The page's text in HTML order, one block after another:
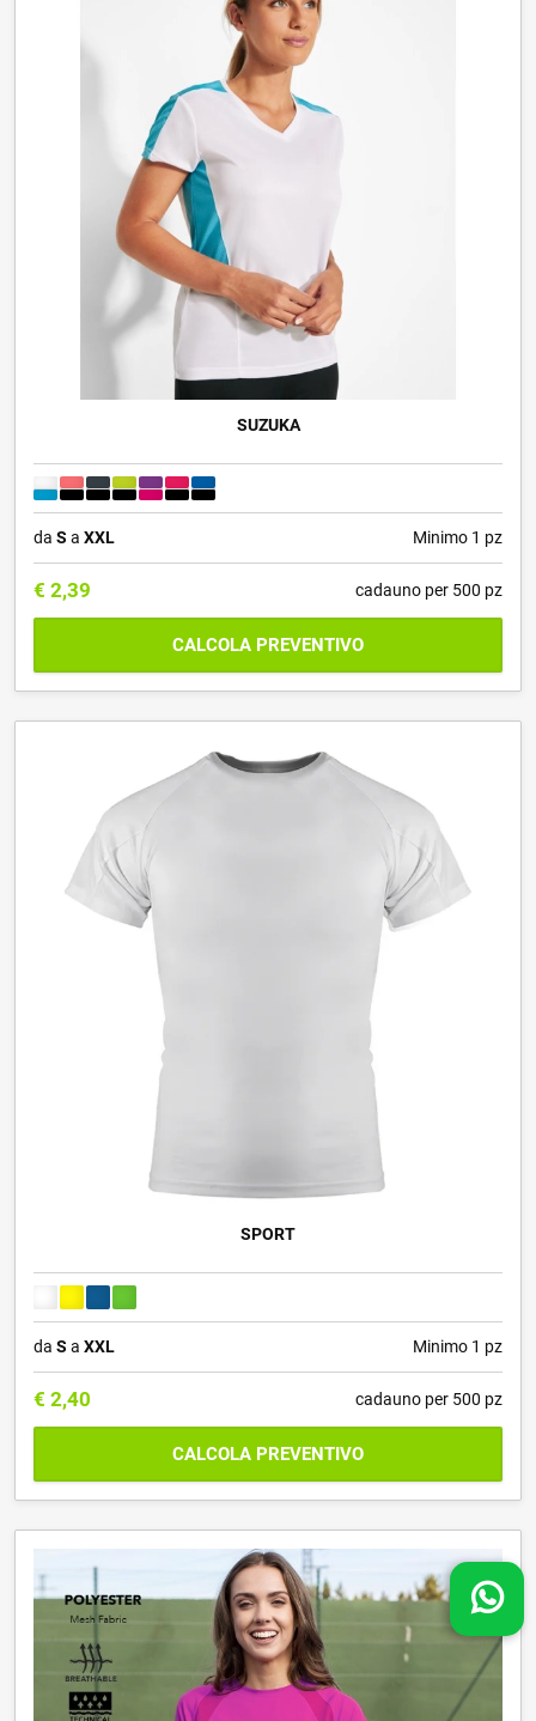
SUZUKA
da S a XXL Minimo 1 pz
€ 2,39 cadauno per 500 pz
CALCOLA PREVENTIVO
SPORT
da S a XXL Minimo 1 pz
€ 2,40 cadauno per 500 pz
CALCOLA PREVENTIVO